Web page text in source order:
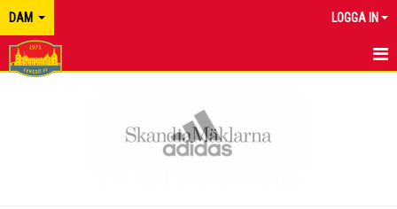
DAM LOGGA IN